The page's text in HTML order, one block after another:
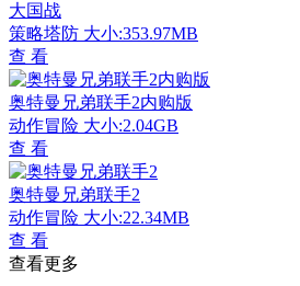
大国战
策略塔防 大小:353.97MB
查 看
奥特曼兄弟联手2内购版
动作冒险 大小:2.04GB
查 看
奥特曼兄弟联手2
动作冒险 大小:22.34MB
查 看
查看更多